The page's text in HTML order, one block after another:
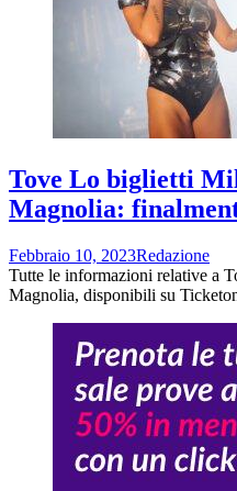
Tove Lo biglietti
Magnolia:
Febbraio 10, 2023Redazione
Tutte le informazioni relative a
Magnolia, disponibili su